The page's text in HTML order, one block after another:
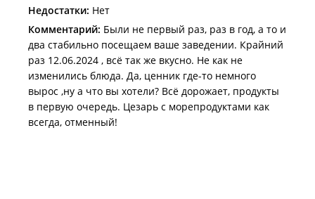
какому поводу". Мы сказали, что день рождения и
все дела, при бронировании сказали, что будет.
Администратор с недоумением ответил - "ааа, ну
хорошо, сейчас что-нибудь придумаем"...
Вот вам и "приятности" от данного заведения в этот
чудный день..... Сказать, что мы в шоке - ничего не
сказать.
Недостатки: Нет
Комментарий: Были не первый раз, раз в год, а то и
два стабильно посещаем ваше заведении. Крайний
раз 12.06.2024 , всё так же вкусно. Не как не
изменились блюда. Да, ценник где-то немного
вырос ,ну а что вы хотели? Всё дорожает, продукты
в первую очередь. Цезарь с морепродуктами как
всегда, отменный!